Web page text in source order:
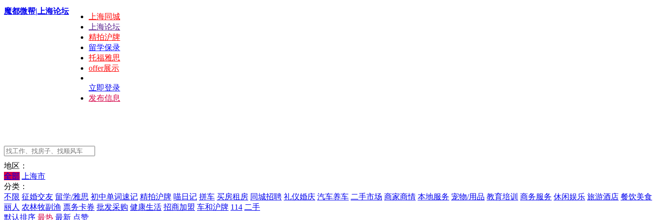
魔都微帮|上海论坛
上海同城
上海论坛
精拍沪牌
留学保录
托福雅思
offer展示
立即登录
发布信息
地区：
全部
上海市
分类：
不限 征婚交友 留学/雅思 初中单词速记 精拍沪牌 喵日记 拼车 买房租房 同城招聘 礼仪婚庆 汽车养车 二手市场 商家商情 本地服务 宠物/用品 教育培训 商务服务 休闲娱乐 旅游酒店 餐饮美食
丽人 农林牧副渔 票务卡券 批发采购 健康生活 招商加盟 车和沪牌 114 二手
默认排序 最热 最新 点赞